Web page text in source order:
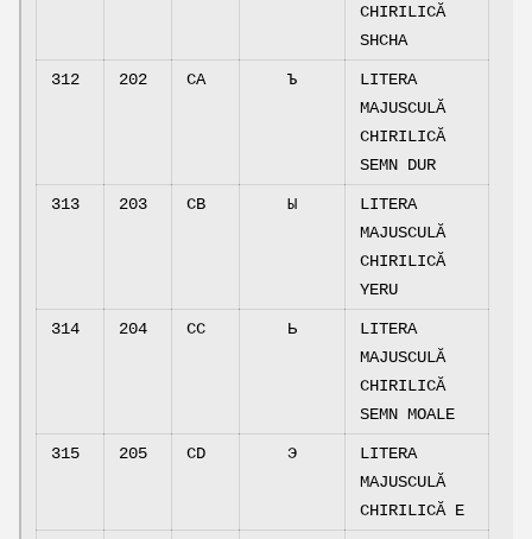
CHIRILICĂ
SHCHA
312 202 CA Ъ
LITERA
MAJUSCULĂ
CHIRILICĂ
SEMN DUR
313 203 CB Ы
LITERA
MAJUSCULĂ
CHIRILICĂ
YERU
314 204 CC Ь
LITERA
MAJUSCULĂ
CHIRILICĂ
SEMN MOALE
315 205 CD Э
LITERA
MAJUSCULĂ
CHIRILICĂ E